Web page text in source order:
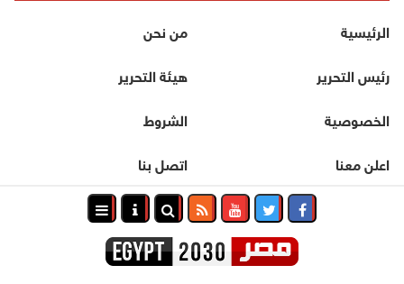
الرئيسية
من نحن
رئيس التحرير
هيئة التحرير
الخصوصية
الشروط
اعلن معنا
اتصل بنا